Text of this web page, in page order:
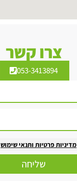
צרו קשר
053-3413894
מדיניות פרטיות ותנאי שימוש
שליחה